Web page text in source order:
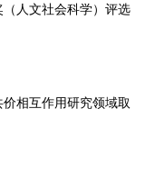
人文社会科学）评选
相互作用研究领域取